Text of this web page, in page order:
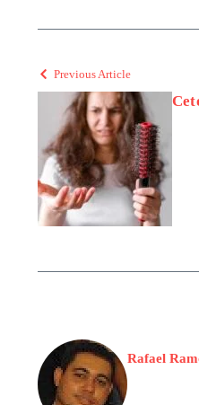
Previous Article
Rafael